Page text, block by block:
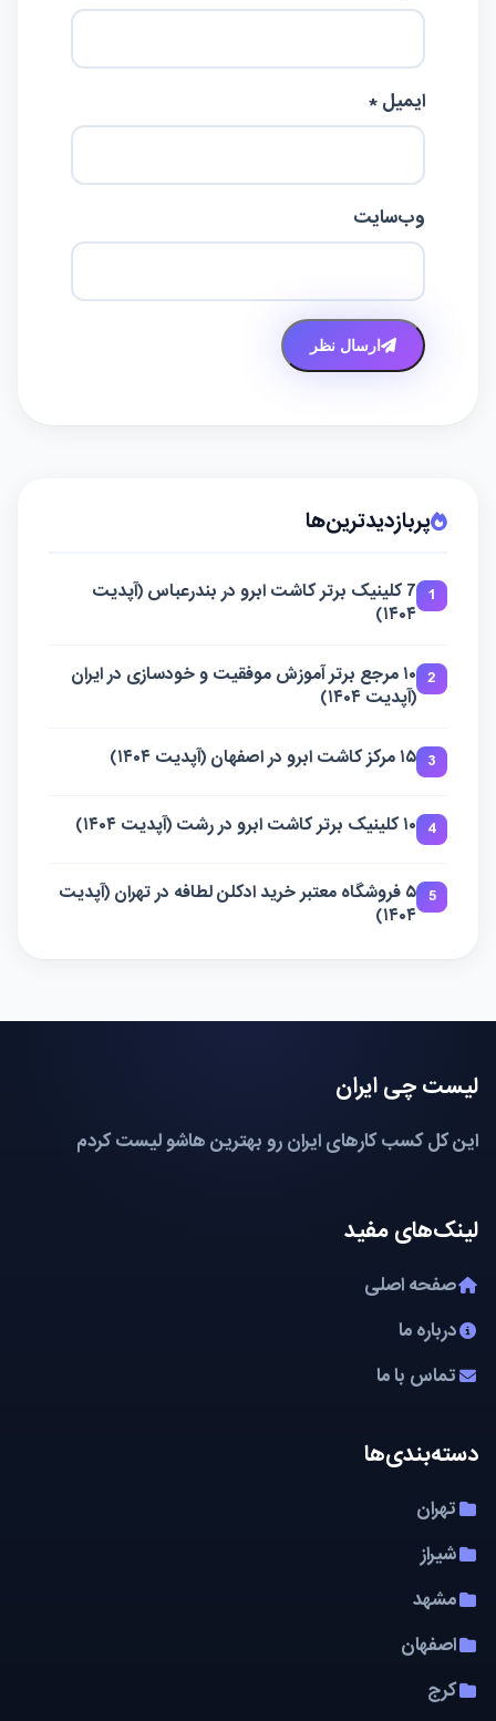
ایمیل *
وب‌سایت
ارسال نظر
پربازدیدترین‌ها
1
7 کلینیک برتر کاشت ابرو در بندرعباس (آپدیت
۱۴۰۴)
2
۱۰ مرجع برتر آموزش موفقیت و خودسازی در ایران
(آپدیت ۱۴۰۴)
3 ۱۵ مرکز کاشت ابرو در اصفهان (آپدیت ۱۴۰۴)
4 ۱۰ کلینیک برتر کاشت ابرو در رشت (آپدیت ۱۴۰۴)
5
۵ فروشگاه معتبر خرید ادکلن لطافه در تهران (آپدیت
۱۴۰۴)
لیست چی ایران
این کل کسب کارهای ایران رو بهترین هاشو لیست کردم
لینک‌های مفید
صفحه اصلی
درباره ما
تماس با ما
دسته‌بندی‌ها
تهران
شیراز
مشهد
اصفهان
کرج